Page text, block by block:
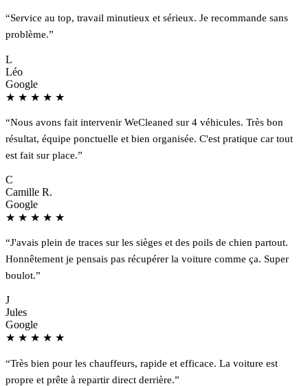
“Service au top, travail minutieux et sérieux. Je recommande sans
problème.”
L
Léo
Google
★ ★ ★ ★ ★
“Nous avons fait intervenir WeCleaned sur 4 véhicules. Très bon
résultat, équipe ponctuelle et bien organisée. C'est pratique car tout
est fait sur place.”
C
Camille R.
Google
★ ★ ★ ★ ★
“J'avais plein de traces sur les sièges et des poils de chien partout.
Honnêtement je pensais pas récupérer la voiture comme ça. Super
boulot.”
J
Jules
Google
★ ★ ★ ★ ★
“Très bien pour les chauffeurs, rapide et efficace. La voiture est
propre et prête à repartir direct derrière.”